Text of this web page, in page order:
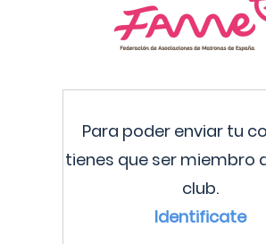
Para poder enviar tu
tienes que ser miembro
club.
Identificate